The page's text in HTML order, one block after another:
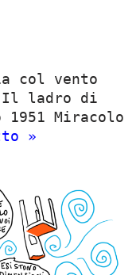
col vento
Il ladro di
1951 Miracolo
»